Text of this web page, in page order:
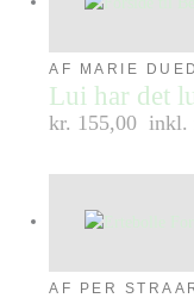
AF MARIE
Lui har det
kr. 155,00 inkl.
AF PER